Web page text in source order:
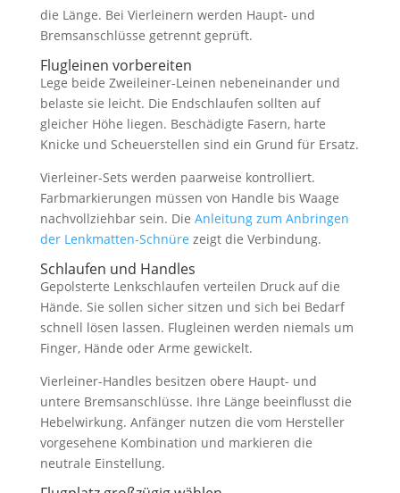
die Länge. Bei Vierleinern werden Haupt- und
Bremsanschlüsse getrennt geprüft.
Flugleinen vorbereiten
Lege beide Zweileiner-Leinen nebeneinander und
belaste sie leicht. Die Endschlaufen sollten auf
gleicher Höhe liegen. Beschädigte Fasern, harte
Knicke und Scheuerstellen sind ein Grund für Ersatz.
Vierleiner-Sets werden paarweise kontrolliert.
Farbmarkierungen müssen von Handle bis Waage
nachvollziehbar sein. Die Anleitung zum Anbringen
der Lenkmatten-Schnüre zeigt die Verbindung.
Schlaufen und Handles
Gepolsterte Lenkschlaufen verteilen Druck auf die
Hände. Sie sollen sicher sitzen und sich bei Bedarf
schnell lösen lassen. Flugleinen werden niemals um
Finger, Hände oder Arme gewickelt.
Vierleiner-Handles besitzen obere Haupt- und
untere Bremsanschlüsse. Ihre Länge beeinflusst die
Hebelwirkung. Anfänger nutzen die vom Hersteller
vorgesehene Kombination und markieren die
neutrale Einstellung.